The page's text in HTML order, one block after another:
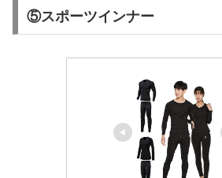
⑤スポーツインナー